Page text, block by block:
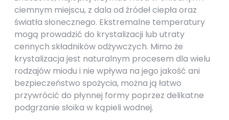
ciemnym miejscu, z dala od źródeł ciepła oraz
światła słonecznego. Ekstremalne temperatury
mogą prowadzić do krystalizacji lub utraty
cennych składników odżywczych. Mimo że
krystalizacja jest naturalnym procesem dla wielu
rodzajów miodu i nie wpływa na jego jakość ani
bezpieczeństwo spożycia, można ją łatwo
przywrócić do płynnej formy poprzez delikatne
podgrzanie słoika w kąpieli wodnej.